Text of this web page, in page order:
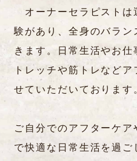
オーナーセラピストは
験があり、全身のバラン
きます。日常生活やお
トレッチや筋トレなど
せていただいております
ご自分でのアフターケ
で快適な日常生活を過ご